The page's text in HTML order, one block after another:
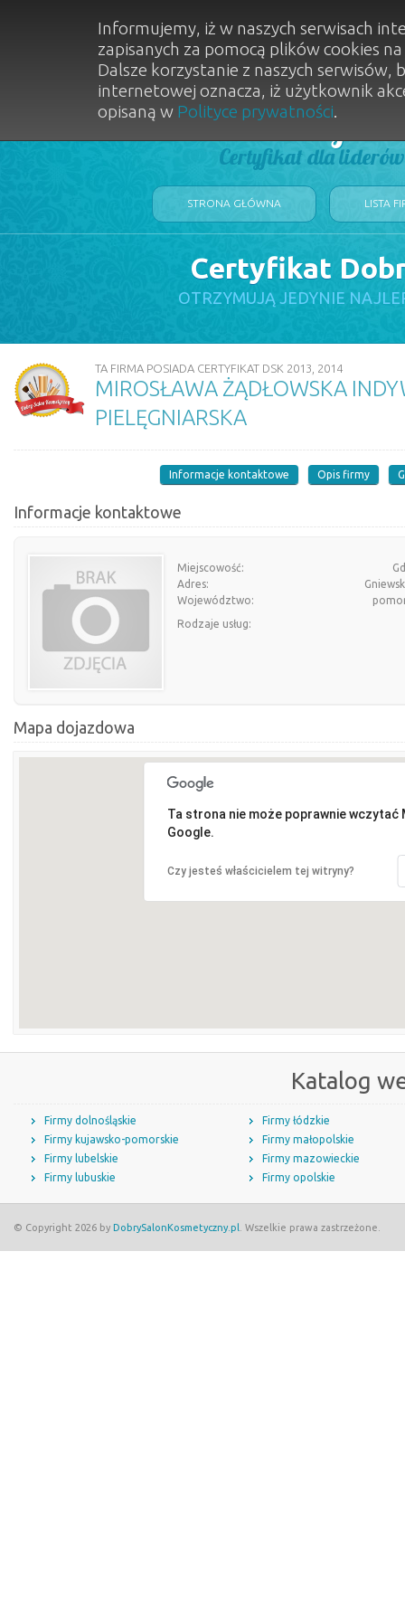
Dobry
Certyfikat dla
STRONA GŁÓWNA LISTA
Certyfikat
OTRZYMUJĄ JEDYNIE
TA FIRMA POSIADA CERTYFIKAT DSK 2013, 2014
MIROSŁAWA ŻĄDŁOWSKA
PIELĘGNIARSKA
Informacje kontaktowe Opis firmy
Informacje kontaktowe
Miejscowość:
Adres:
Województwo:
Rodzaje usług:
Mapa dojazdowa
Ta strona nie może poprawnie wczytać
Google.
Czy jesteś właścicielem tej witryny?
Katalog
Firmy dolnośląskie
Firmy kujawsko-pomorskie
Firmy lubelskie
Firmy lubuskie
Firmy łódzkie
Firmy małopolskie
Firmy mazowieckie
Firmy opolskie
© Copyright 2026 by DobrySalonKosmetyczny.pl . Wszelkie prawa zastrzeżone.
Informujemy, iż w naszych serwisach
zapisanych za pomocą plików cookies
Dalsze korzystanie z naszych
internetowej oznacza, iż użytkownik
opisaną w Polityce prywatności.